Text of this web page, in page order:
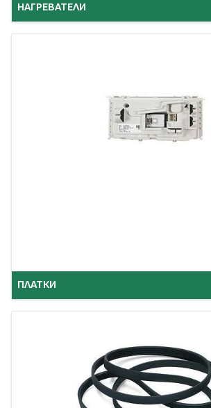
НАГРЕВАТЕЛИ
ПЛАТКИ